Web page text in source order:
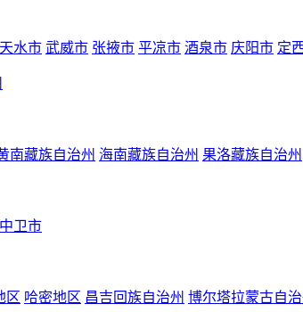
天水市 武威市 张掖市 平凉市 酒泉市 庆阳市 定
南藏族自治州 海南藏族自治州 果洛藏族自治州
中卫市
区 哈密地区 昌吉回族自治州 博尔塔拉蒙古自治